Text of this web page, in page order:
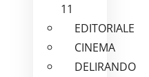
11
EDITORIALE
CINEMA
DELIRANDO